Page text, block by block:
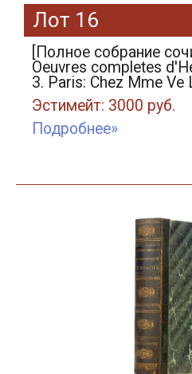
Лот 16
[Полное собрание
Oeuvres completes
3. Paris: Chez Mme Ve
Эстимейт: 3000 руб.
Подробнее»